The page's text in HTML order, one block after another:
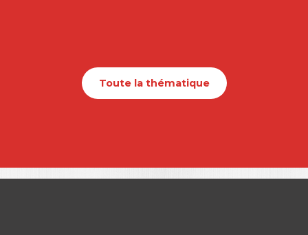
Toute la thématique